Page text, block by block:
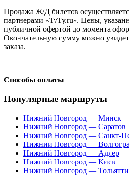
Продажа Ж/Д билетов
партнерами «ТуТу.ru». Цены,
публичной офертой до момента
Окончательную сумму можно
заказа.
Способы оплаты
Популярные маршруты
Нижний Новгород — Минск
Нижний Новгород — Саратов
Нижний Новгород — Санкт-
Нижний Новгород —
Нижний Новгород — Адлер
Нижний Новгород — Киев
Нижний Новгород — Тольятти